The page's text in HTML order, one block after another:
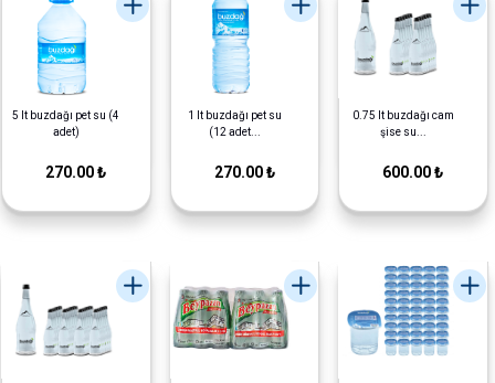
5 lt buzdağı pet su (4
adet)
270.00 ₺
1 lt buzdağı pet su
(12 adet...
270.00 ₺
0.75 lt buzdağı cam
şise su...
600.00 ₺